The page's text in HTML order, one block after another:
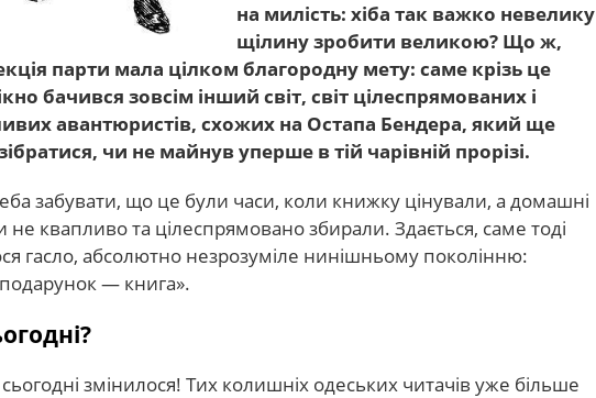
на милість: хіба так важко невелику
щілину зробити великою? Що ж,
парти мала цілком благородну мету: саме крізь це
бачився зовсім інший світ, світ цілеспрямованих і
авантюристів, схожих на Остапа Бендера, який ще
чи не майнув уперше в тій чарівній прорізі.
забувати, що це були часи, коли книжку цінували, а домашні
не квапливо та цілеспрямовано збирали. Здається, саме тоді
гасло, абсолютно незрозуміле нинішньому поколінню:
— книга».
змінилося! Тих колишніх одеських читачів уже більше